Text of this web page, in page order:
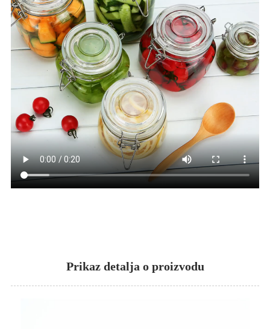
Prikaz detalja o proizvodu